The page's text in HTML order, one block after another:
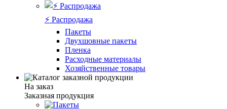
⚡️ Распродажа
Пакеты
Двухшовные пакеты
Пленка
Расходные материалы
Хозяйственные товары
На заказ
Заказная продукция